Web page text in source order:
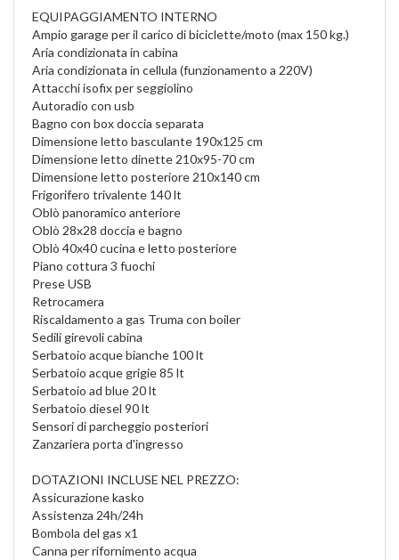
EQUIPAGGIAMENTO INTERNO
Ampio garage per il carico di biciclette/moto (max 150 kg.)
Aria condizionata in cabina
Aria condizionata in cellula (funzionamento a 220V)
Attacchi isofix per seggiolino
Autoradio con usb
Bagno con box doccia separata
Dimensione letto basculante 190x125 cm
Dimensione letto dinette 210x95-70 cm
Dimensione letto posteriore 210x140 cm
Frigorifero trivalente 140 lt
Oblò panoramico anteriore
Oblò 28x28 doccia e bagno
Oblò 40x40 cucina e letto posteriore
Piano cottura 3 fuochi
Prese USB
Retrocamera
Riscaldamento a gas Truma con boiler
Sedili girevoli cabina
Serbatoio acque bianche 100 lt
Serbatoio acque grigie 85 lt
Serbatoio ad blue 20 lt
Serbatoio diesel 90 lt
Sensori di parcheggio posteriori
Zanzariera porta d'ingresso
DOTAZIONI INCLUSE NEL PREZZO:
Assicurazione kasko
Assistenza 24h/24h
Bombola del gas x1
Canna per rifornimento acqua